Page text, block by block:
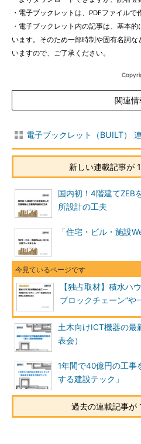
・電子ブックレットは、PDFファイルで
・電子ブックレット内の記事は、基本
います。そのため一部時制や固有名詞
いますので、ご了承ください。
関連情
電子ブックレット（BUILT）
新しい連載記事が
国内初！4階建てZEB
所設計の工夫
「住宅・ビル・施設
【独占取材】積水
ブロックチェーン”や
土木向けICT機器の最
表会）
1年間で40億円の工事
する建設テック」
過去の連載記事が